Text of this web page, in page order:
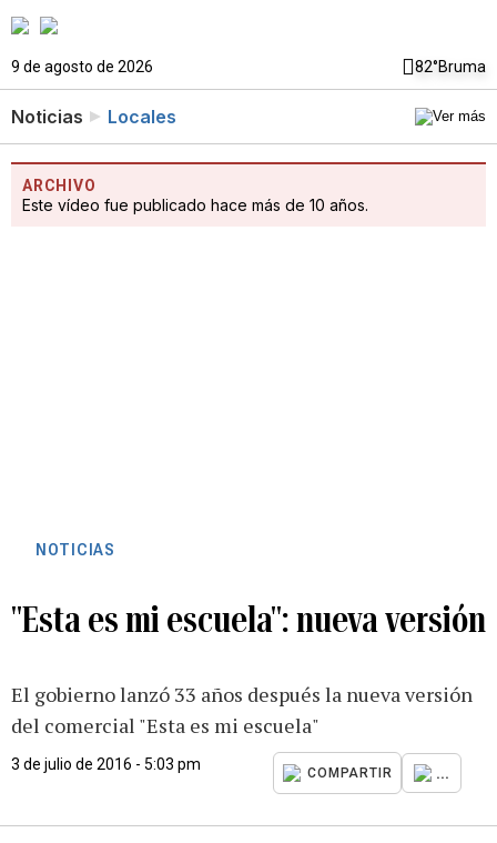
9 de agosto de 2026 82°Bruma
Noticias Locales
ARCHIVO
Este vídeo fue publicado hace más de 10 años.
NOTICIAS
"Esta es mi escuela": nueva versión
El gobierno lanzó 33 años después la nueva versión
del comercial "Esta es mi escuela"
3 de julio de 2016 - 5:03 pm
COMPARTIR ...